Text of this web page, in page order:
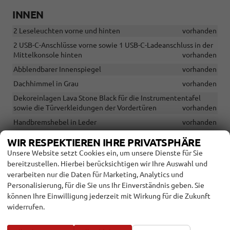
INNEN
2 Leseleuchten vorne und hinten
vorhanden
2 USB-C-Anschlüsse vorne sowie 1 USB-C-Ladeanschluss in der
Mittelkonsole hinten
vorhanden
Abblendbarer Innenspiegel
vorhanden
Dachhimmel in Grau
vorhanden
Dekoreinlagen Lava Stone Black für die Instrumententafel
sowie die Türverkleidungen der Vordertüren
vorhanden
Handbremshebel in Leder
vorhanden
vorhanden
Klimaanlage, Climatic
vorhanden
Multifunktionslederlenkrad
vorhanden
Schaltknauf in Leder
vorhanden
Standardsitze
vorhanden
Taschen an den Rückseiten der Vordersitze
WIR RESPEKTIEREN IHRE PRIVATSPHÄRE
Unsere Website setzt Cookies ein, um unsere Dienste für Sie
bereitzustellen. Hierbei berücksichtigen wir Ihre Auswahl und
verarbeiten nur die Daten für Marketing, Analytics und
Personalisierung, für die Sie uns Ihr Einverständnis geben. Sie
können Ihre Einwilligung jederzeit mit Wirkung für die Zukunft
widerrufen.